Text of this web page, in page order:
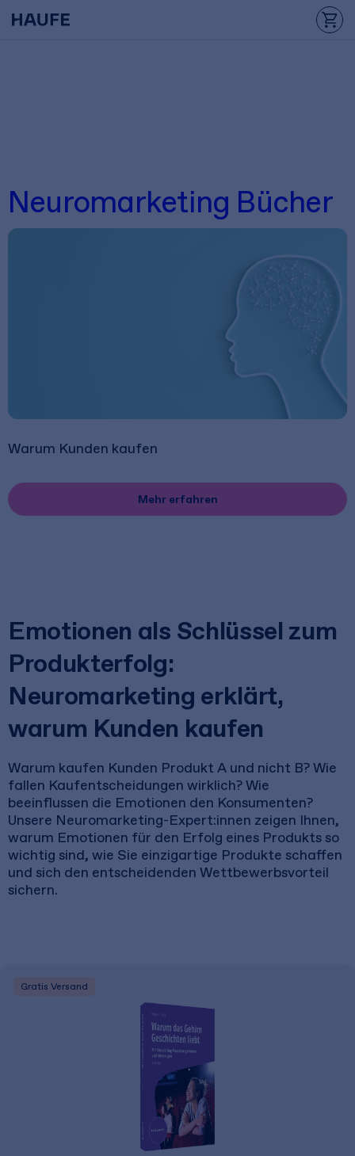
Neuromarketing Bücher
Warum Kunden kaufen
Mehr erfahren
Emotionen als Schlüssel zum
Produkterfolg:
Neuromarketing erklärt,
warum Kunden kaufen
Warum kaufen Kunden Produkt A und nicht B? Wie
fallen Kaufentscheidungen wirklich? Wie
beeinflussen die Emotionen den Konsumenten?
Unsere Neuromarketing-Expert:innen zeigen Ihnen,
warum Emotionen für den Erfolg eines Produkts so
wichtig sind, wie Sie einzigartige Produkte schaffen
und sich den entscheidenden Wettbewerbsvorteil
sichern.
Gratis Versand